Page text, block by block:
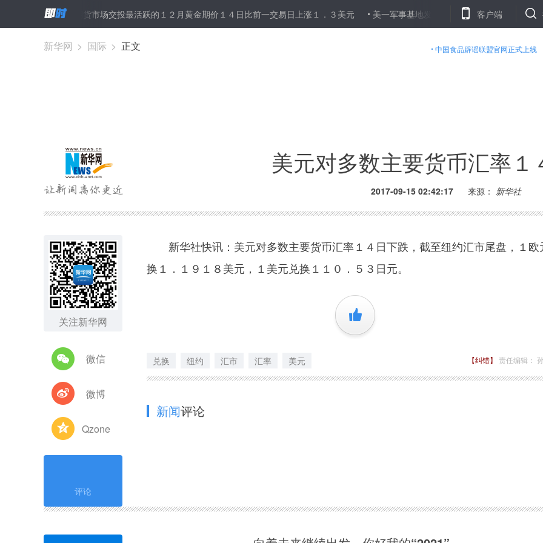
交易所黄金期货市场交投最活跃的１２月黄金期价１４日比前一交易日上涨１．３美元 美一军事基地发生爆炸 多名士兵受伤 伦敦股
客户端
中国食品辟谣联盟官网正式上线
新华网 > 国际 > 正文
美元对多数主要货币汇率１
2017-09-15 02:42:17 来源： 新华社
关注新华网
微信
微博
Qzone
评论
新华社快讯：美元对多数主要货币汇率１４日下跌，截至纽约汇市尾盘，１欧
换１．１９１８美元，１美元兑换１１０．５３日元。
+1
兑换 纽约 汇市 汇率 美元 【纠错】 责任编辑：
新闻评论